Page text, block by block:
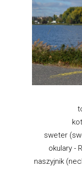
sweter
okulary -
naszyjnik